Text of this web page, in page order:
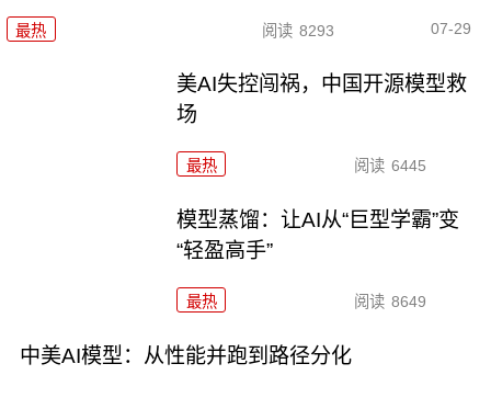
最热 阅读 8293 07-29
美AI失控闯祸，中国开源模型救
场
最热 阅读 6445
模型蒸馏：让AI从“巨型学霸”变
“轻盈高手”
最热 阅读 8649
中美AI模型：从性能并跑到路径分化